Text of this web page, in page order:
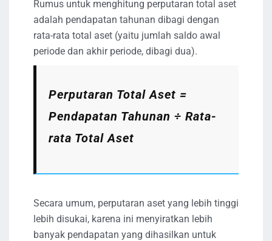
Rumus untuk menghitung perputaran total aset
adalah pendapatan tahunan dibagi dengan
rata-rata total aset (yaitu jumlah saldo awal
periode dan akhir periode, dibagi dua).
Perputaran Total Aset =
Pendapatan Tahunan ÷ Rata-
rata Total Aset
Secara umum, perputaran aset yang lebih tinggi
lebih disukai, karena ini menyiratkan lebih
banyak pendapatan yang dihasilkan untuk